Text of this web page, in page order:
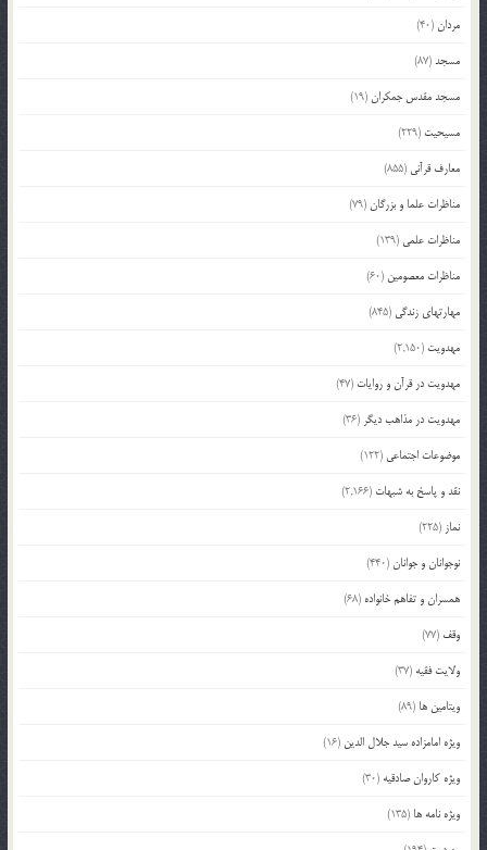
مردان(40)
مسجد(87)
مسجد مقدس جمکران(19)
مسیحیت (229)
معارف قرآنی (855)
مناظرات علما و بزرگان(79)
مناظرات علمی (139)
مناظرات معصومین (60)
مهارتهای زندگی (845)
مهدویت (2,150)
مهدویت در قرآن و روایات (47)
مهدویت در مذاهب دیگر (36)
موضوعات اجتماعی (122)
نقد و پاسخ به شبهات (2,166)
نماز (225)
نوجوانان و جوانان(440)
همسران و تفاهم خانواده (68)
وقف (77)
ولایت فقیه (37)
ویتامین ها (89)
ویژه امامزاده سید جلال الدین (16)
ویژه کاروان صادقیه (30)
ویژه نامه ها (135)